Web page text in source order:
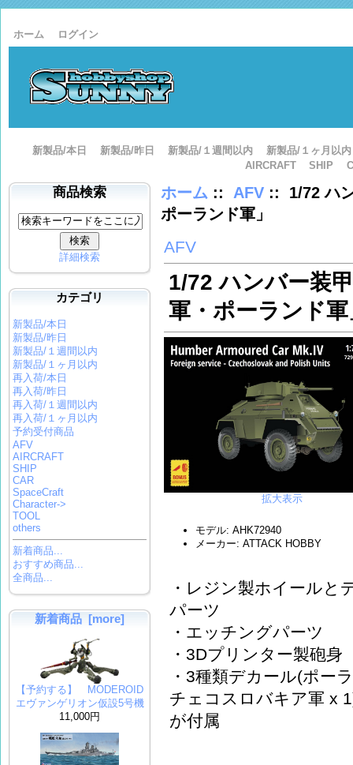
ホーム ログイン
新製品/本日 新製品/昨日 新製品/１週間以内
新製品/１ヶ月以内
AIRCRAFT
SHIP
商品検索
詳細検索
カテゴリ
新製品/本日
新製品/昨日
新製品/１週間以内
新製品/１ヶ月以内
再入荷/本日
再入荷/昨日
再入荷/１週間以内
再入荷/１ヶ月以内
予約受付商品
AFV
AIRCRAFT
SHIP
CAR
SpaceCraft
Character->
TOOL
others
新着商品...
おすすめ商品...
全商品...
新着商品 [more]
【予約する】 MODEROID
エヴァンゲリオン仮設5号機
11,000円
ホーム :: AFV :: 1/72 ハ
ポーランド軍」
AFV
1/72 ハンバー装
軍・ポーランド軍
拡大表示
モデル: AHK72940
メーカー: ATTACK HOBBY
・レジン製ホイールと
パーツ
・エッチングパーツ
・3Dプリンター製砲身
・3種類デカール(ポー
チェコスロバキア軍 x
が付属